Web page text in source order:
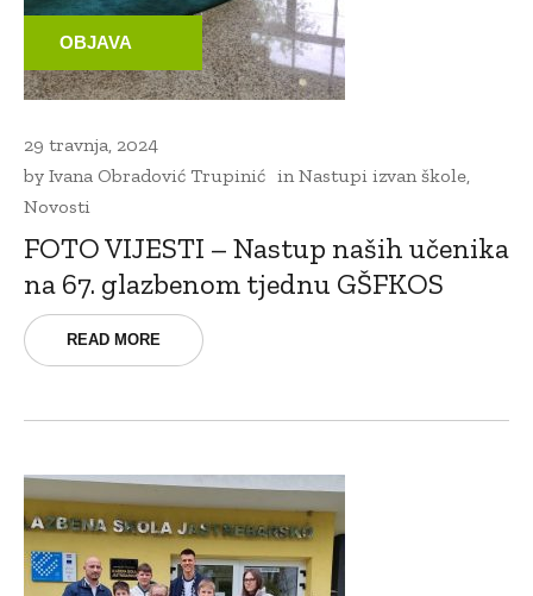
OBJAVA
29 travnja, 2024
by Ivana Obradović Trupinić in Nastupi izvan škole
Novosti
FOTO VIJESTI – Nastup naših učenika
na 67. glazbenom tjednu GŠFKOS
READ MORE